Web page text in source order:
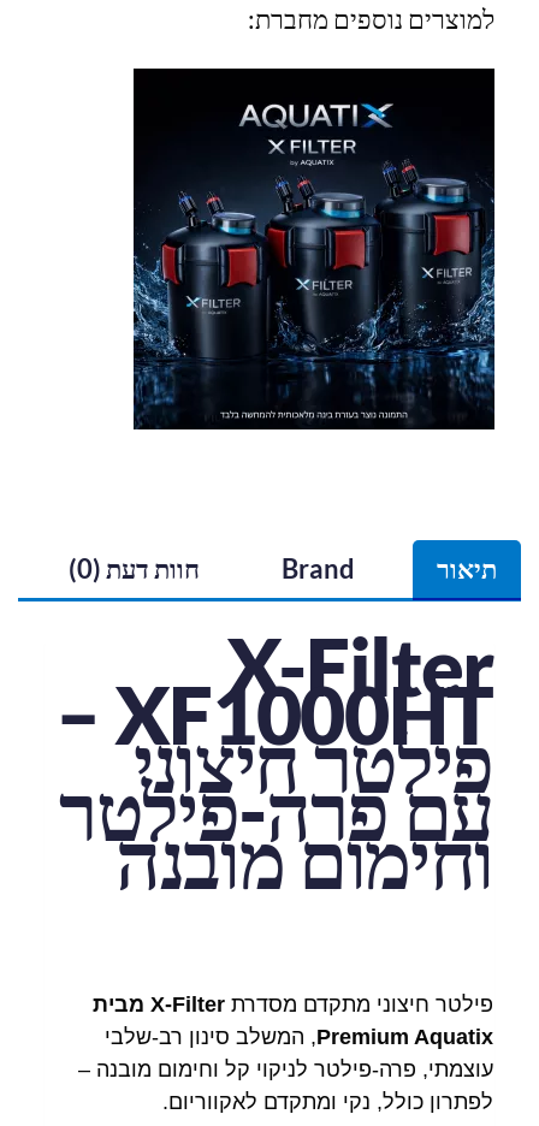
למוצרים נוספים מחברת:
תיאור Brand חוות דעת (0)
X-Filter
XF1000HT –
פילטר חיצוני
עם פרה-פילטר
וחימום מובנה
פילטר חיצוני מתקדם מסדרת
X-Filter מבית
Premium Aquatix, המשלב סינון רב-שלבי
עוצמתי, פרה-פילטר לניקוי קל וחימום מובנה –
לפתרון כולל, נקי ומתקדם לאקווריום.